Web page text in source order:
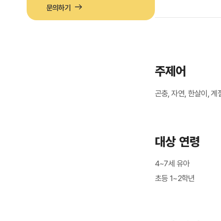
문의하기
주제어
곤충, 자연, 한살이, 계
대상 연령
4~7세 유아
초등 1~2학년